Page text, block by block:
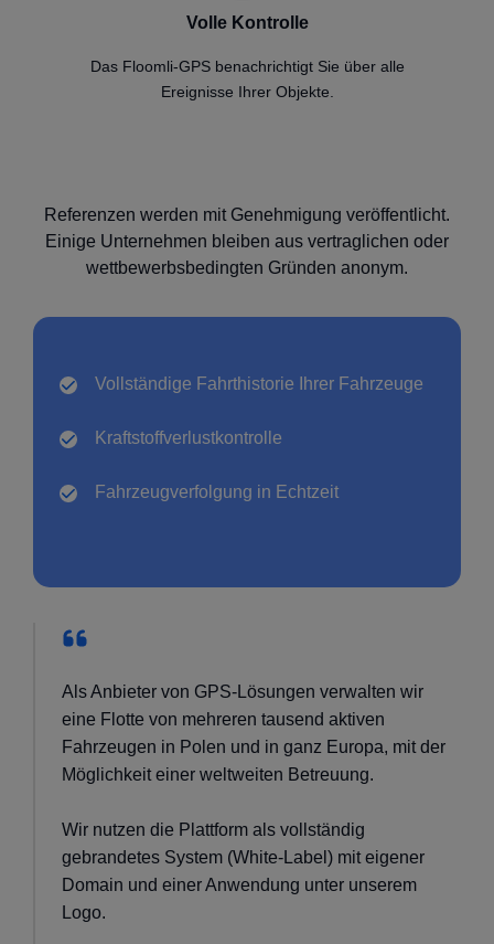
Volle Kontrolle
Das Floomli-GPS benachrichtigt Sie über alle
Ereignisse Ihrer Objekte.
Referenzen werden mit Genehmigung veröffentlicht.
Einige Unternehmen bleiben aus vertraglichen oder
wettbewerbsbedingten Gründen anonym.
Vollständige Fahrthistorie Ihrer Fahrzeuge
Kraftstoffverlustkontrolle
Fahrzeugverfolgung in Echtzeit
Als Anbieter von GPS-Lösungen verwalten wir
eine Flotte von mehreren tausend aktiven
Fahrzeugen in Polen und in ganz Europa, mit der
Möglichkeit einer weltweiten Betreuung.
Wir nutzen die Plattform als vollständig
gebrandetes System (White-Label) mit eigener
Domain und einer Anwendung unter unserem
Logo.